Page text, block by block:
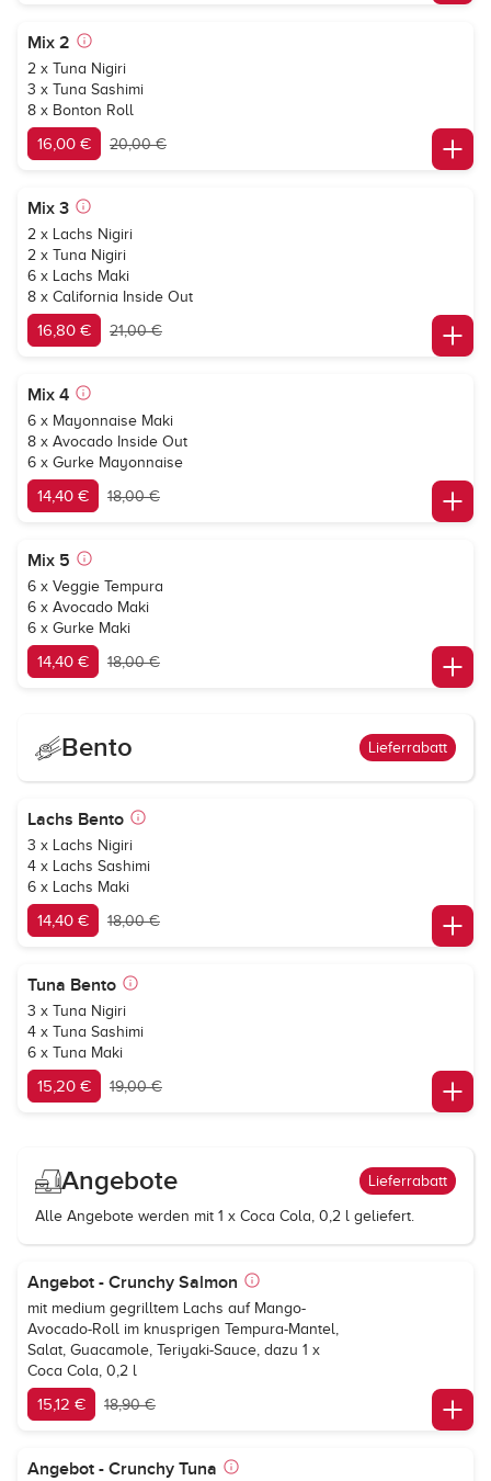
Mix 2
2 x Tuna Nigiri
3 x Tuna Sashimi
8 x Bonton Roll
16,00 € 20,00 €
Mix 3
2 x Lachs Nigiri
2 x Tuna Nigiri
6 x Lachs Maki
8 x California Inside Out
16,80 € 21,00 €
Mix 4
6 x Mayonnaise Maki
8 x Avocado Inside Out
6 x Gurke Mayonnaise
14,40 € 18,00 €
Mix 5
6 x Veggie Tempura
6 x Avocado Maki
6 x Gurke Maki
14,40 € 18,00 €
Bento Lieferrabatt
Lachs Bento
3 x Lachs Nigiri
4 x Lachs Sashimi
6 x Lachs Maki
14,40 € 18,00 €
Tuna Bento
3 x Tuna Nigiri
4 x Tuna Sashimi
6 x Tuna Maki
15,20 € 19,00 €
Angebote Lieferrabatt
Alle Angebote werden mit 1 x Coca Cola, 0,2 l geliefert.
Angebot - Crunchy Salmon
mit medium gegrilltem Lachs auf Mango-
Avocado-Roll im knusprigen Tempura-Mantel,
Salat, Guacamole, Teriyaki-Sauce, dazu 1 x
Coca Cola, 0,2 l
15,12 € 18,90 €
Angebot - Crunchy Tuna